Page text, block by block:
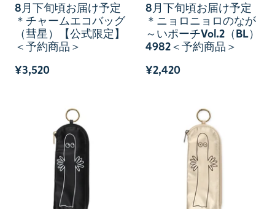
8月下旬頃お届け予定
＊チャームエコバッグ
（彗星）【公式限定】
＜予約商品＞
¥3,520
8月下旬頃お届け予定
＊ニョロニョロのなが
～いポーチVol.2（BL）
4982＜予約商品＞
¥2,420